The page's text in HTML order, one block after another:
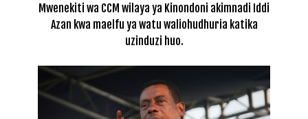
Mwenekiti wa CCM wilaya ya Kinondoni akimnadi Iddi
Azan kwa maelfu ya watu waliohudhuria katika
uzinduzi huo.